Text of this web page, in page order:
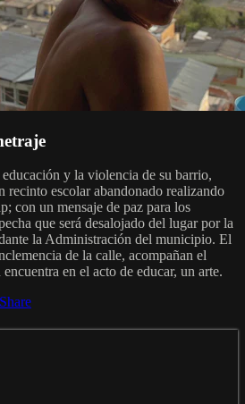
y la violencia de su barrio,
recinto escolar abandonado realizando
con un mensaje de paz para los
que será desalojado del lugar por la
la Administración del municipio. El
de la calle, acompañan el
en el acto de educar, un arte.
Share